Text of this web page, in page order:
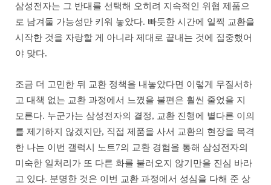
삼성전자는 그 반대를 선택해 오히려 지속적인 위협 제품으
로 남겨둘 가능성만 키워 놓았다. 빠듯한 시간에 일찍 교환을
시작한 것을 자랑할 게 아니라 제대로 끝내는 것에 집중했어
야 맞다.
조금 더 고민한 뒤 교환 정책을 내놓았다면 이렇게 무질서하
고 대책 없는 교환 과정에서 느꼈을 불편은 훨씬 줄었을 지
모른다. 누군가는 삼성전자의 결정, 교환 진행에 별다른 이의
를 제기하지 않겠지만, 직접 제품을 사서 교환의 현장을 목격
한 나는 이번 갤럭시 노트7의 교환 경험을 통해 삼성전자의
미숙한 일처리가 또 다른 화를 불러오지 않기만을 진심 바라
고 있다. 분명한 것은 이번 교환 과정에서 성심을 다해 준 상